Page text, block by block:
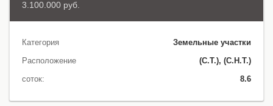
3.100.000 руб.
Категория
Земельные участки
Расположение
(С.Т.), (С.Н.Т.)
соток:
8.6